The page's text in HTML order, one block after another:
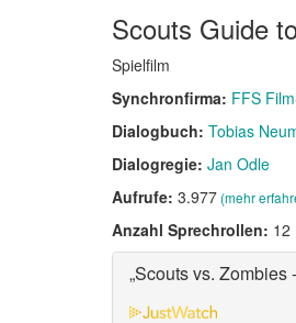
Scouts Guide
Spielfilm
Synchronfirma: FFS
Dialogbuch: Tobias
Dialogregie: Jan Odle
Aufrufe: 3.977(mehr
Anzahl Sprechrollen: 12
„Scouts vs.